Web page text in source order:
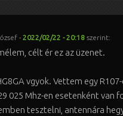
- 2022/02/22 - 20:18 szerint:
célt ér ez az üzenet.
vgyok. Vettem egy
025 Mhz-en esetenként van
tesztelni, antennára